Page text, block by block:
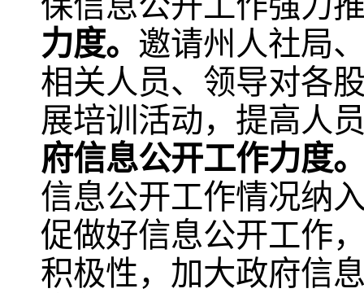
力度。 邀请州人社局
相关人员、领导对各
展培训活动，提高人
府信息公开工作力度
信息公开工作情况纳
促做好信息公开工作
积极性，加大政府信